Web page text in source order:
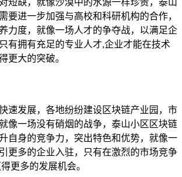
要进一步加强与高校和科研机构的合作，
力度，就像一场人才的争夺战，以满足企
有拥有充足的专业人才,企业才能在技术
更大的突破。
速发展，各地纷纷建设区块链产业园，市
像一场没有硝烟的战争，泰山小区区块链
自身的竞争力，突出特色和优势，就像一
更多的企业入驻，只有在激烈的市场竞争
更多的发展机会。